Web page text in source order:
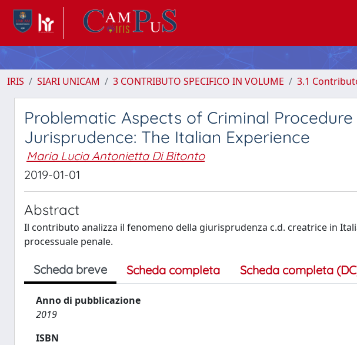
IRIS SIARI UNICAM 3 CONTRIBUTO SPECIFICO IN VOLUME 3.1
Problematic Aspects of Criminal
Jurisprudence: The Italian Experience
Maria Lucia Antonietta Di Bitonto
2019-01-01
Abstract
Il contributo analizza il fenomeno della giurisprudenza c.d. creatrice in
processuale penale.
Scheda breve Scheda completa Scheda completa
Anno di pubblicazione
2019
ISBN